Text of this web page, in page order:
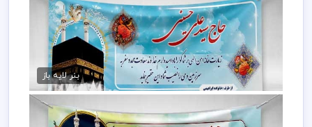
دانلود بنر لایه باز کعبه
75,000 تومان
بنر لایه باز